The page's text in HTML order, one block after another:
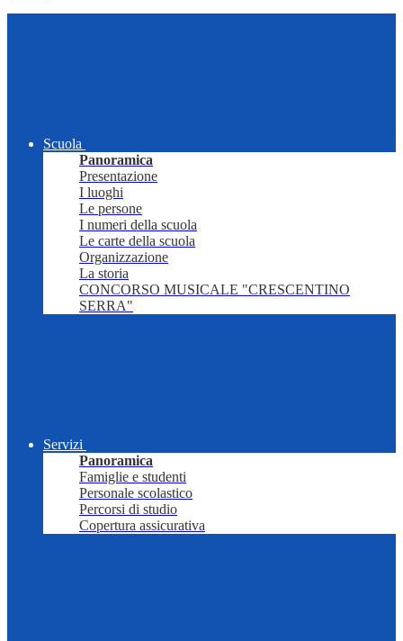
Scuola
Panoramica
Presentazione
I luoghi
Le persone
I numeri della scuola
Le carte della scuola
Organizzazione
La storia
CONCORSO MUSICALE "CRESCENTINO
SERRA"
Servizi
Panoramica
Famiglie e studenti
Personale scolastico
Percorsi di studio
Copertura assicurativa